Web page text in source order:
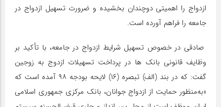
ازدواج را اهمیتی دوچندان بخشیده و ضرورت تسهیل ازدواج در
جامعه را فراهم آورده است.
صادقی در خصوص تسهیل شرایط ازدواج در جامعه، با تأکید بر
وظایف قانونی بانک ها در پرداخت تسهیلات ازدوج به زوجین
گفت: که در بند (الف) تبصره (۱۶) لایحه بودجه ۹۸ آمده است که
«به‌منظور حمایت از ازدواج جوانان، بانک مرکزی جمهوری اسلامی